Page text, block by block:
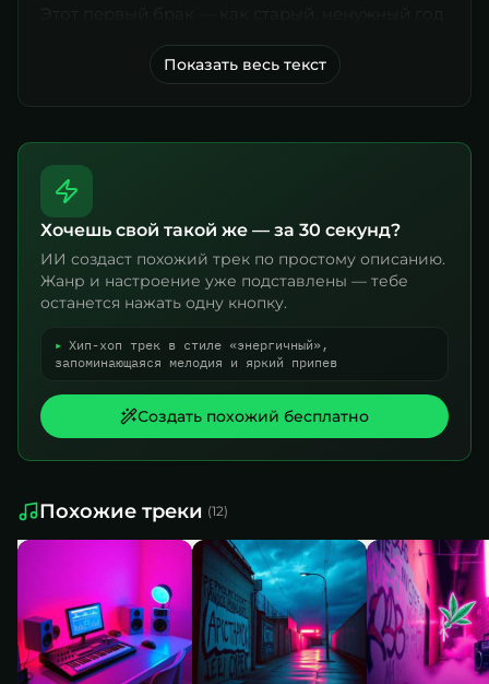
Показать весь текст
Хочешь свой такой же — за 30 секунд?
ИИ создаст похожий трек по простому описанию.
Жанр и настроение уже подставлены — тебе
останется нажать одну кнопку.
▸ Хип-хоп трек в стиле «энергичный»,
запоминающаяся мелодия и яркий припев
Создать похожий бесплатно
Похожие треки (12)